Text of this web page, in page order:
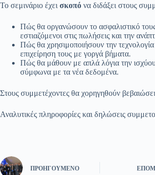
Το σεμινάριο έχει σκοπό να διδάξει στους
Πώς θα οργανώσουν το ασφαλιστικό
εστιαζόμενοι στις πωλήσεις και την
Πώς θα χρησιμοποιήσουν την τεχνολογία
επιχείρηση τους με γοργά βήματα.
Πώς θα μάθουν με απλά λόγια την
σύμφωνα με τα νέα δεδομένα.
Στους συμμετέχοντες θα χορηγηθούν
Αναλυτικές πληροφορίες και δηλώσεις
ΠΡΟΗΓΟΎΜΕΝΟ